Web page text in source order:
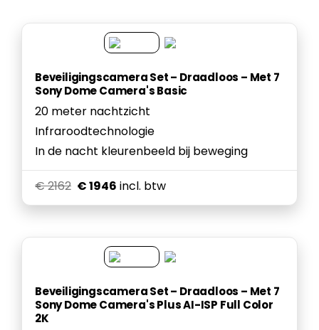
Beveiligingscamera Set – Draadloos – Met 7
Sony Dome Camera's Basic
20 meter nachtzicht
Infraroodtechnologie
In de nacht kleurenbeeld bij beweging
€ 2162 € 1946 incl. btw
Beveiligingscamera Set – Draadloos – Met 7
Sony Dome Camera's Plus AI-ISP Full Color
2K